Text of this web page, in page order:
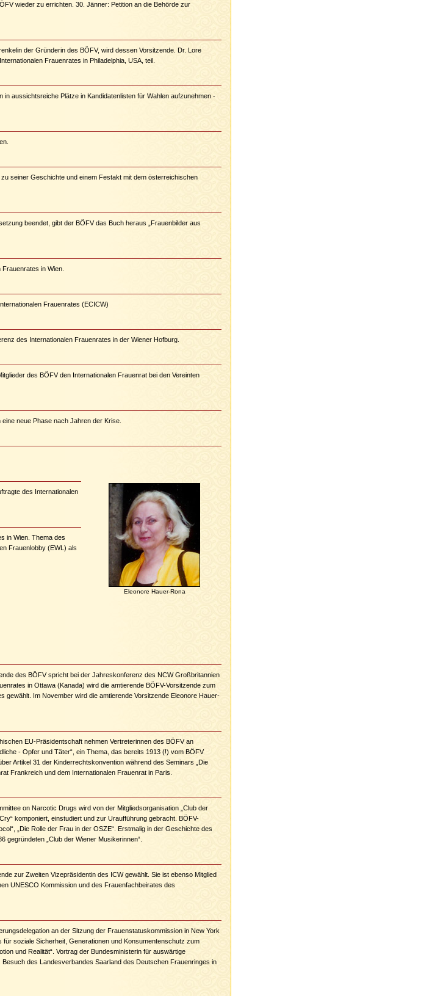
wieder zu errichten. 30. Jänner: Petition an die Behörde zur
der Gründerin des BÖFV, wird dessen Vorsitzende. Dr. Lore
Frauenrates in Philadelphia, USA, teil.
aussichtsreiche Plätze in Kandidatenlisten für Wahlen aufzunehmen -
seiner Geschichte und einem Festakt mit dem österreichischen
beendet, gibt der BÖFV das Buch heraus „Frauenbilder aus
in Wien.
Frauenrates (ECICW)
des Internationalen Frauenrates in der Wiener Hofburg.
des BÖFV den Internationalen Frauenrat bei den Vereinten
neue Phase nach Jahren der Krise.
Eleonore Hauer-Rona
des Internationalen
in Wien. Thema des
Frauenlobby (EWL) als
des BÖFV spricht bei der Jahreskonferenz des NCW Großbritannien
in Ottawa (Kanada) wird die amtierende BÖFV-Vorsitzende zum
gewählt. Im November wird die amtierende Vorsitzende Eleonore Hauer-
EU-Präsidentschaft nehmen Vertreterinnen des BÖFV an
- Opfer und Täter“, ein Thema, das bereits 1913 (!) vom BÖFV
Artikel 31 der Kinderrechtskonvention während des Seminars „Die
Frankreich und dem Internationalen Frauenrat in Paris.
on Narcotic Drugs wird von der Mitgliedsorganisation „Club der
komponiert, einstudiert und zur Uraufführung gebracht. BÖFV-
„Die Rolle der Frau in der OSZE“. Erstmalig in der Geschichte des
gegründeten „Club der Wiener Musikerinnen“.
zur Zweiten Vizepräsidentin des ICW gewählt. Sie ist ebenso Mitglied
UNESCO Kommission und des Frauenfachbeirates des
an der Sitzung der Frauenstatuskommission in New York
soziale Sicherheit, Generationen und Konsumentenschutz zum
und Realität“. Vortrag der Bundesministerin für auswärtige
des Landesverbandes Saarland des Deutschen Frauenringes in